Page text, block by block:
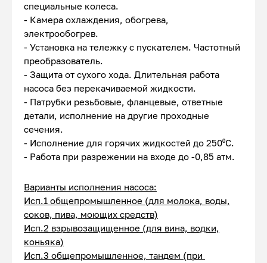
специальные колеса.
- Камера охлаждения, обогрева,
электрообогрев.
- Установка на тележку с пускателем. Частотный
преобразователь.
- Защита от сухого хода. Длительная работа
насоса без перекачиваемой жидкости.
- Патрубки резьбовые, фланцевые, ответные
детали, исполнение на другие проходные
сечения.
- Исполнение для горячих жидкостей до 250⁰С.
- Работа при разрежении на входе до -0,85 атм.
Варианты исполнения насоса:
Исп.1 общепромышленное (для молока, воды,
соков, пива, моющих средств)
Исп.2 взрывозащищенное (для вина, водки,
коньяка)
Исп.3 общепромышленное, тандем (при